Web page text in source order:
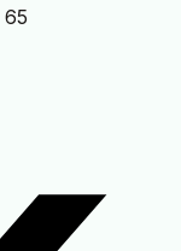
65